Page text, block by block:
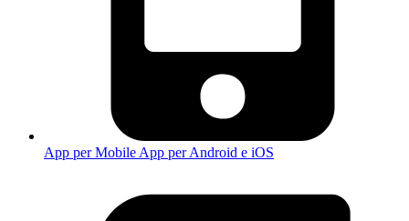
App per Mobile App per Android e iOS